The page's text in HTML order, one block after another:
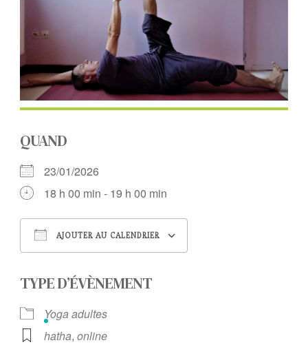
QUAND
23/01/2026
18 h 00 min - 19 h 00 min
AJOUTER AU CALENDRIER
TYPE D’ÉVÈNEMENT
Yoga adultes
hatha, online